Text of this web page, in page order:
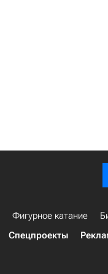
Фигурное катание
Спецпроекты